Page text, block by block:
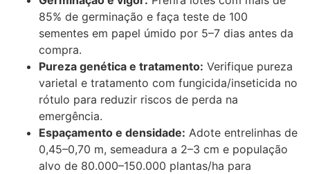
85% de germinação e faça teste de 100
sementes em papel úmido por 5–7 dias antes da
compra.
Pureza genética e tratamento: Verifique pureza
varietal e tratamento com fungicida/inseticida no
rótulo para reduzir riscos de perda na
emergência.
Espaçamento e densidade: Adote entrelinhas de
0,45–0,70 m, semeadura a 2–3 cm e população
alvo de 80.000–150.000 plantas/ha para